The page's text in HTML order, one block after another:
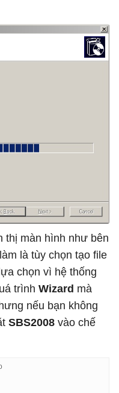
thị màn hình như bên
là tùy chọn tạo file
chọn vì hệ thống
trình Wizard mà
nếu bạn không
SBS2008 vào chế